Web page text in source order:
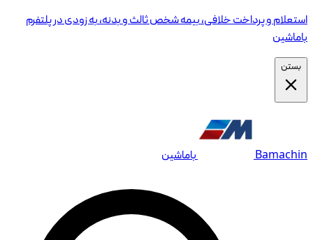
استعلام و پرداخت خلافی، بیمه شخص ثالث و بدنه، به زودی در پلتفرم
باماشین
بستن
Bamachin باماشین